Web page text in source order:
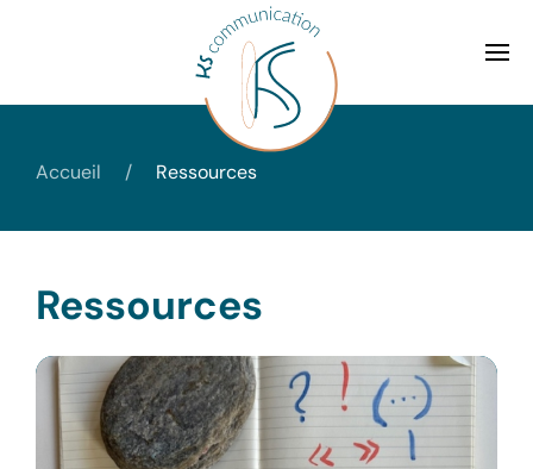
Accueil Ressources
Ressources